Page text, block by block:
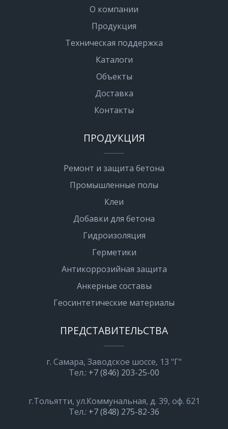
О компании
Продукция
Техническая поддержка
Каталоги
Объекты
Доставка
Контакты
ПРОДУКЦИЯ
Ремонт и защита бетона
Промышленные полы
Клеи
Добавки для бетона
Гидроизоляция
Герметики
Антикоррозийная защита
Анкерные составы
Геосинтетические материалы
ПРЕДСТАВИТЕЛЬСТВА
г. Самара, Заводское шоссе, 13 "Г"
Тел.: +7 (846) 203-25-00
г.Тольятти, ул.Коммунальная, д. 39, оф. 621
Тел.: +7 (848) 275-82-36